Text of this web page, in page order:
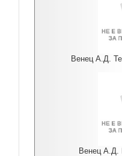
Венец А.Д.
Венец А.Д.